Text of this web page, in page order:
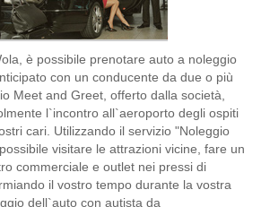
è possibile prenotare auto a noleggio
con un conducente da due o più
Meet and Greet, offerto dalla società,
l`incontro all`aeroporto degli ospiti
cari. Utilizzando il servizio "Noleggio
visitare le attrazioni vicine, fare un
commerciale e outlet nei pressi di
il vostro tempo durante la vostra
dell`auto con autista da